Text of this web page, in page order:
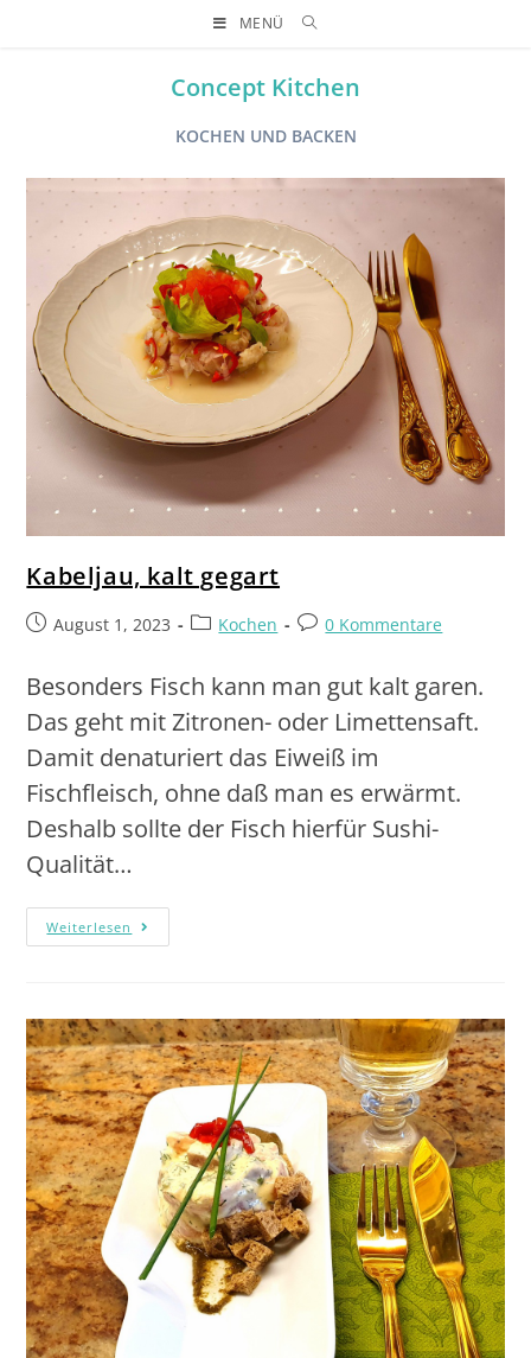
MENÜ
Concept Kitchen
KOCHEN UND BACKEN
Kabeljau, kalt gegart
August 1, 2023 Kochen 0 Kommentare
Besonders Fisch kann man gut kalt garen.
Das geht mit Zitronen- oder Limettensaft.
Damit denaturiert das Eiweiß im
Fischfleisch, ohne daß man es erwärmt.
Deshalb sollte der Fisch hierfür Sushi-
Qualität…
Weiterlesen